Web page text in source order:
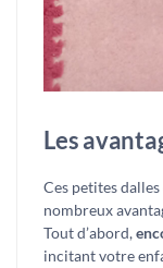
Les
Ces petites
nombreux
Tout d’abord,
incitant votre